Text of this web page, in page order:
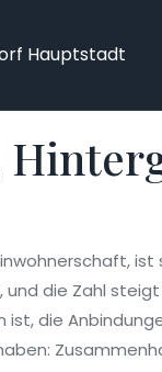
Hauptstadt
, ist
und die Zahl
ist, die